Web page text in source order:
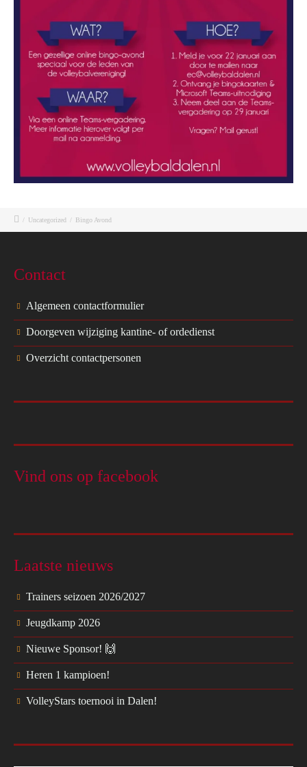
/ Uncategorized / Bingo Avond
Contact
Algemeen contactformulier
Doorgeven wijziging kantine- of ordedienst
Overzicht contactpersonen
Vind ons op facebook
Laatste nieuws
Trainers seizoen 2026/2027
Jeugdkamp 2026
Nieuwe Sponsor! 🙌
Heren 1 kampioen!
VolleyStars toernooi in Dalen!